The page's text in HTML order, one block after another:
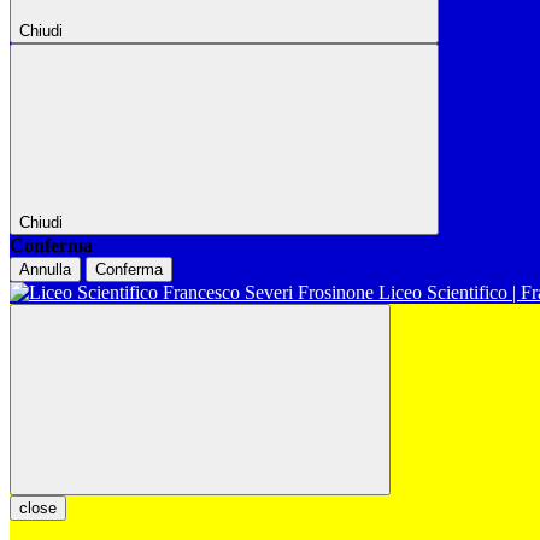
Chiudi
Chiudi
Conferma
Annulla Conferma
Liceo Scientifico |
close